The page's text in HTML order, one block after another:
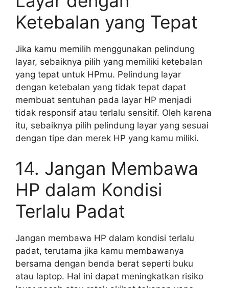
Ketebalan yang Tepat
Jika kamu memilih menggunakan pelindung
layar, sebaiknya pilih yang memiliki ketebalan
yang tepat untuk HPmu. Pelindung layar
dengan ketebalan yang tidak tepat dapat
membuat sentuhan pada layar HP menjadi
tidak responsif atau terlalu sensitif. Oleh karena
itu, sebaiknya pilih pelindung layar yang sesuai
dengan tipe dan merek HP yang kamu miliki.
14. Jangan Membawa
HP dalam Kondisi
Terlalu Padat
Jangan membawa HP dalam kondisi terlalu
padat, terutama jika kamu membawanya
bersama dengan benda berat seperti buku
atau laptop. Hal ini dapat meningkatkan risiko